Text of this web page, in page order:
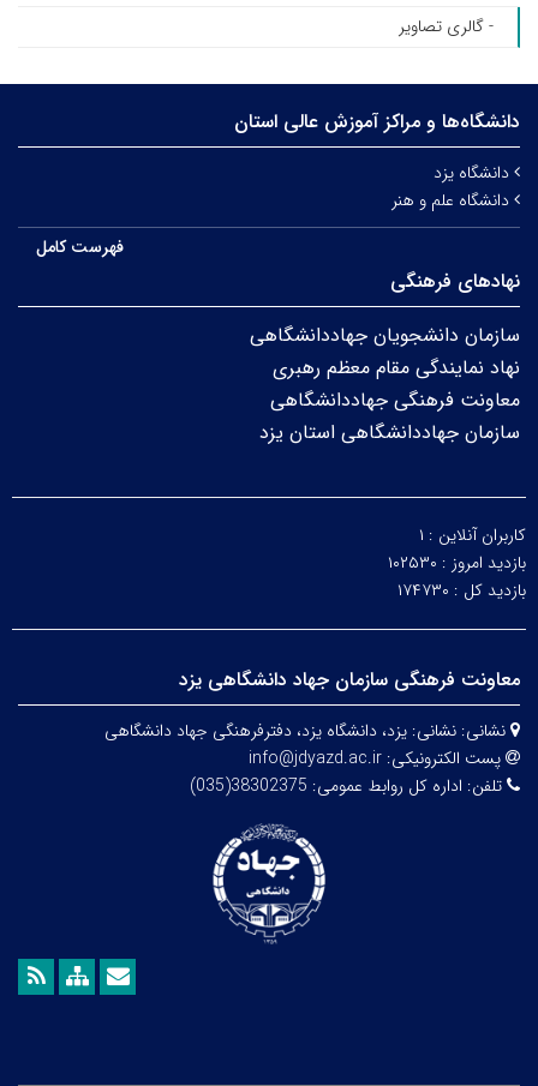
- گالری تصاویر
دانشگاه‌ها و مراکز آموزش عالی استان
دانشگاه یزد
دانشگاه علم و هنر
فهرست کامل
نهادهای فرهنگی
سازمان دانشجویان جهاددانشگاهی
نهاد نمایندگی مقام معظم رهبری
معاونت فرهنگی جهاددانشگاهی
سازمان جهاددانشگاهی استان یزد
کاربران آنلاین : ۱
بازدید امروز : ۱۰۲۵۳۰
بازدید کل : ۱۷۴۷۳۰
معاونت فرهنگی سازمان جهاد دانشگاهی یزد
نشانی: نشانی: یزد، دانشگاه یزد، دفترفرهنگی جهاد دانشگاهی
پست الکترونیکی: info@jdyazd.ac.ir
تلفن: اداره کل روابط عمومی: 38302375(035)